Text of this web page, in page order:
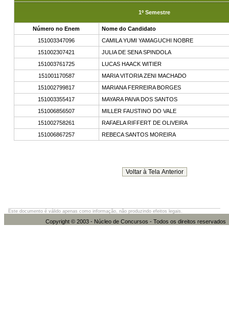
1º Semestre
Número no Enem
Nome do Candidato
151003347096
CAMILA YUMI YAMAGUCHI NOBRE
151002307421
JULIA DE SENA SPINDOLA
151003761725
LUCAS HAACK WITIER
151001170587
MARIA VITORIA ZENI MACHADO
151002799817
MARIANA FERREIRA BORGES
151003355417
MAYARA PAIVA DOS SANTOS
151006856507
MILLER FAUSTINO DO VALE
151002758261
RAFAELA RIFFERT DE OLIVEIRA
151006867257
REBECA SANTOS MOREIRA
Este documento é válido apenas como informação, não produzindo efeitos legais.
Copyright © 2003 - Núcleo de Concursos - Todos os direitos